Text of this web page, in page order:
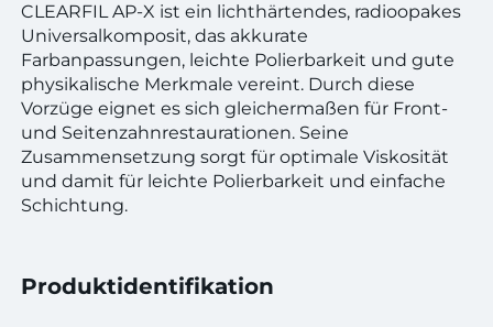
CLEARFIL AP-X ist ein lichthärtendes, radioopakes
Universalkomposit, das akkurate
Farbanpassungen, leichte Polierbarkeit und gute
physikalische Merkmale vereint. Durch diese
Vorzüge eignet es sich gleichermaßen für Front-
und Seitenzahnrestaurationen. Seine
Zusammensetzung sorgt für optimale Viskosität
und damit für leichte Polierbarkeit und einfache
Schichtung.
Produktidentifikation